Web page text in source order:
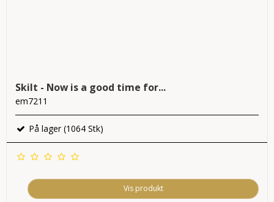
Skilt - Now is a good time for...
em7211
På lager (1064 Stk)
Vis produkt